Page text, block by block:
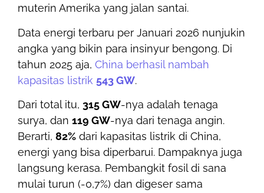
muterin Amerika yang jalan santai.
Data energi terbaru per Januari 2026 nunjukin
angka yang bikin para insinyur bengong. Di
tahun 2025 aja, China berhasil nambah
kapasitas listrik 543 GW.
Dari total itu, 315 GW-nya adalah tenaga
surya, dan 119 GW-nya dari tenaga angin.
Berarti, 82% dari kapasitas listrik di China,
energi yang bisa diperbarui. Dampaknya juga
langsung kerasa. Pembangkit fosil di sana
mulai turun (-0,7%) dan digeser sama